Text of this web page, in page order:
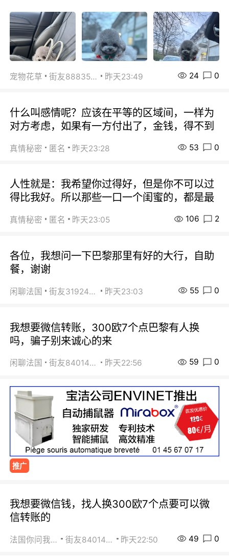
宠物花草 街友88835518 昨天23:49 24 0
什么叫感情呢？应该在平等的区域间，一样为
对方考虑，如果有一方付出了，金钱，得不到
真情秘密 匿名 昨天23:28 53 0
人性就是：我希望你过得好，但是你不可以过
得比我好。所以那些一口一个闺蜜的，都是最
真情秘密 匿名 昨天23:05 106 2
各位，我想问一下巴黎那里有好的大行，自助
餐，谢谢
闲聊法国 街友31924072 昨天23:03 55 0
我想要微信转账，300欧7个点巴黎有人换
吗，骗子别来诚心的来
闲聊法国 街友84014588 昨天22:56 59 0
推广
我想要微信钱，找人换300欧7个点要可以微
信转账的
法国你问我答 街友84014588 昨天22:50 49 0